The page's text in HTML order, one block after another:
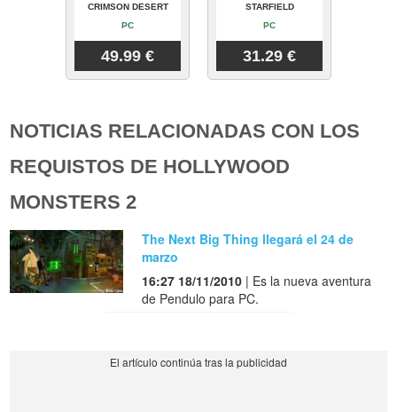
CRIMSON DESERT
PC
49.99 €
STARFIELD
PC
31.29 €
NOTICIAS RELACIONADAS CON LOS
REQUISTOS DE HOLLYWOOD
MONSTERS 2
The Next Big Thing llegará el 24 de
marzo
16:27 18/11/2010 | Es la nueva aventura
de Pendulo para PC.